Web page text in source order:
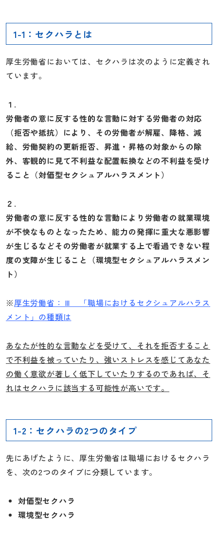
1-1：セクハラとは
厚生労働省においては、セクハラは次のように定義され
ています。
１.
労働者の意に反する性的な言動に対する労働者の対応
（拒否や抵抗）により、その労働者が解雇、降格、減
給、労働契約の更新拒否、昇進・昇格の対象からの除
外、客観的に見て不利益な配置転換などの不利益を受け
ること（対価型セクシュアルハラスメント）
２.
労働者の意に反する性的な言動により労働者の就業環境
が不快なものとなったため、能力の発揮に重大な悪影響
が生じるなどその労働者が就業する上で看過できない程
度の支障が生じること（環境型セクシュアルハラスメン
ト）
※厚生労働省：Ⅲ 「職場におけるセクシュアルハラス
メント」の種類は
あなたが性的な言動などを受けて、それを拒否すること
で不利益を被っていたり、強いストレスを感じてあなた
の働く意欲が著しく低下していたりするのであれば、そ
れはセクハラに該当する可能性が高いです。
1-2：セクハラの2つのタイプ
先にあげたように、厚生労働省は職場におけるセクハラ
を、次の2つのタイプに分類しています。
対価型セクハラ
環境型セクハラ